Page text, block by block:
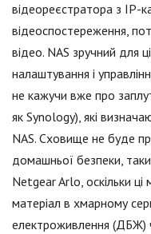
відеореєстратора з
відеоспостереження,
відео. NAS зручний для
налаштування і
не кажучи вже про
як Synology), які
NAS. Сховище не буде
домашньої безпеки,
Netgear Arlo, оскільки ці
матеріал в хмарному
електроживлення (ДБЖ)